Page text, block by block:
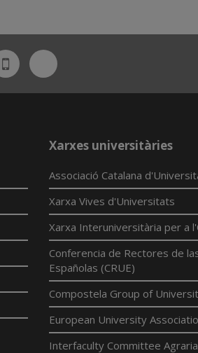
UdL
App
Bluesky
Xarxes universitàries
Associació Catalana
Xarxa Vives d'Universitats
Xarxa Interuniversitària per a
Conferencia de Rectores de
Españolas (CRUE)
Compostela Group of
European University
Interfaculty Committee Agraria